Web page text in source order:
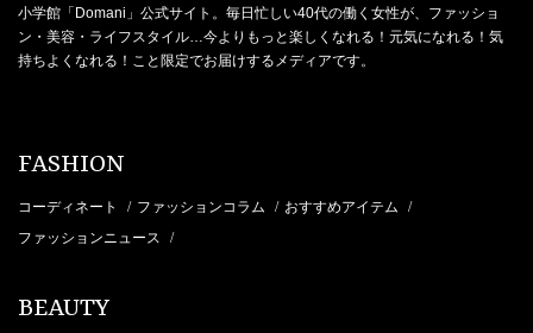
小学館「Domani」公式サイト。毎日忙しい40代の働く女性が、ファッショ
ン・美容・ライフスタイル…今よりもっと楽しくなれる！元気になれる！気
持ちよくなれる！こと限定でお届けするメディアです。
FASHION
コーディネート / ファッションコラム / おすすめアイテム /
ファッションニュース /
BEAUTY